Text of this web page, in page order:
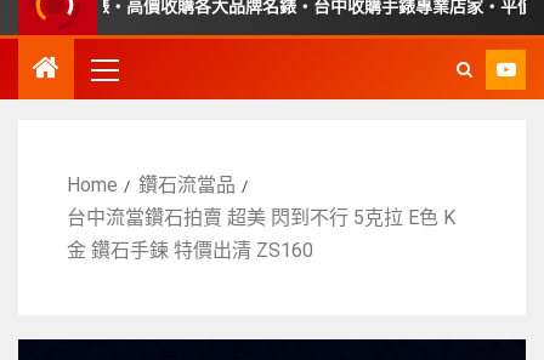
錶・高價收購各大品牌名錶・台中收購手錶專業店家・平價手錶維修
Home
鑽石流當品
台中流當鑽石拍賣 超美 閃到不行 5克拉 E色 K
金 鑽石手鍊 特價出清 ZS160